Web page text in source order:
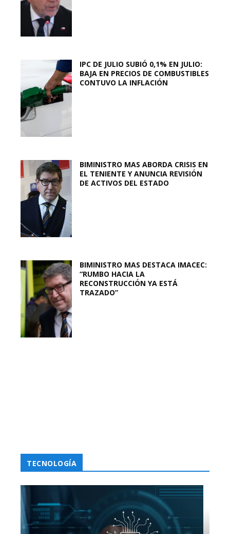
IPC DE JULIO SUBIÓ 0,1% EN JULIO:
BAJA EN PRECIOS DE COMBUSTIBLES
CONTUVO LA INFLACIÓN
BIMINISTRO MAS ABORDA CRISIS EN
EL TENIENTE Y ANUNCIA REVISIÓN
DE ACTIVOS DEL ESTADO
BIMINISTRO MAS DESTACA IMACEC:
“RUMBO HACIA LA
RECONSTRUCCIÓN YA ESTÁ
TRAZADO”
TECNOLOGÍA